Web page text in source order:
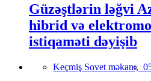
Güzəştlərin ləğvi
hibrid və
istiqaməti dəyişib
Keçmiş Sovet məkanı,